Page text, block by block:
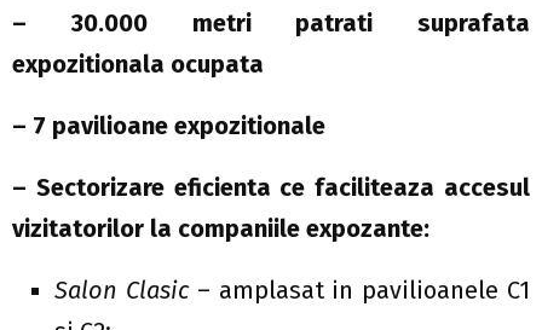
– 30.000 metri patrati suprafata
expozitionala ocupata
– 7 pavilioane expozitionale
– Sectorizare eficienta ce faciliteaza accesul
vizitatorilor la companiile expozante:
Salon Clasic– amplasat in pavilioanele C1